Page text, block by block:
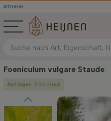
Foeniculum vulgare Staude
Auf lager: 2136 stück